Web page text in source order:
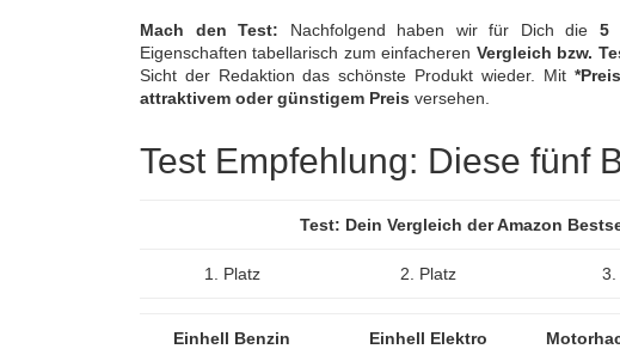
Mach den Test: Nachfolgend haben wir für Dich die 5
Eigenschaften tabellarisch zum einfacheren Vergleich bzw.
Sicht der Redaktion das schönste Produkt wieder. Mit
attraktivem oder günstigem Preis versehen.
Test Empfehlung: Diese fünf
Test: Dein Vergleich der Amazon
1. Platz 2. Platz 3.
Einhell Benzin
Einhell Elektro